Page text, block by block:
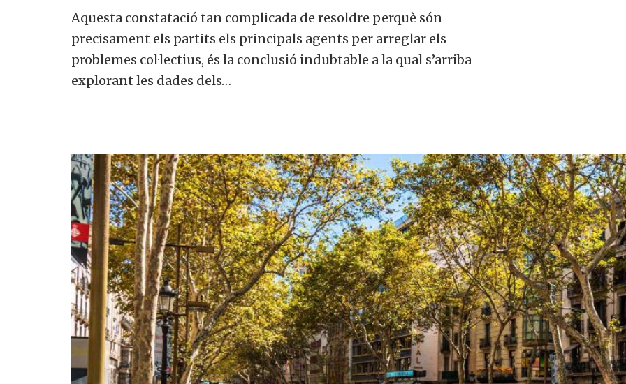
Aquesta constatació tan complicada de resoldre perquè són
precisament els partits els principals agents per arreglar els
problemes col·lectius, és la conclusió indubtable a la qual s’arriba
explorant les dades dels…